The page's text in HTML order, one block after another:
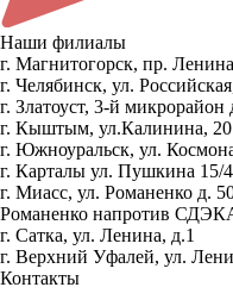
Наши филиалы
г. Магнитогорск, пр.
г. Челябинск, ул.
г. Златоуст, 3-й микрорайон
г. Кыштым, ул.Калинина,
г. Южноуральск, ул.
г. Карталы ул. Пушкина 15/
г. Миасс, ул. Романенко д.
Романенко напротив
г. Сатка, ул. Ленина, д.1
г. Верхний Уфалей, ул.
Контакты